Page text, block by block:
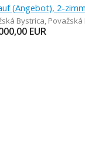
Bystrica, Považská
EUR